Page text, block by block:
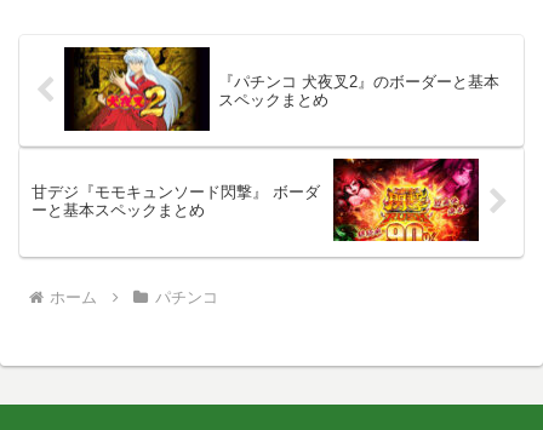
『パチンコ 犬夜叉2』のボーダーと基本
スペックまとめ
甘デジ『モモキュンソード閃撃』 ボーダ
ーと基本スペックまとめ
ホーム パチンコ